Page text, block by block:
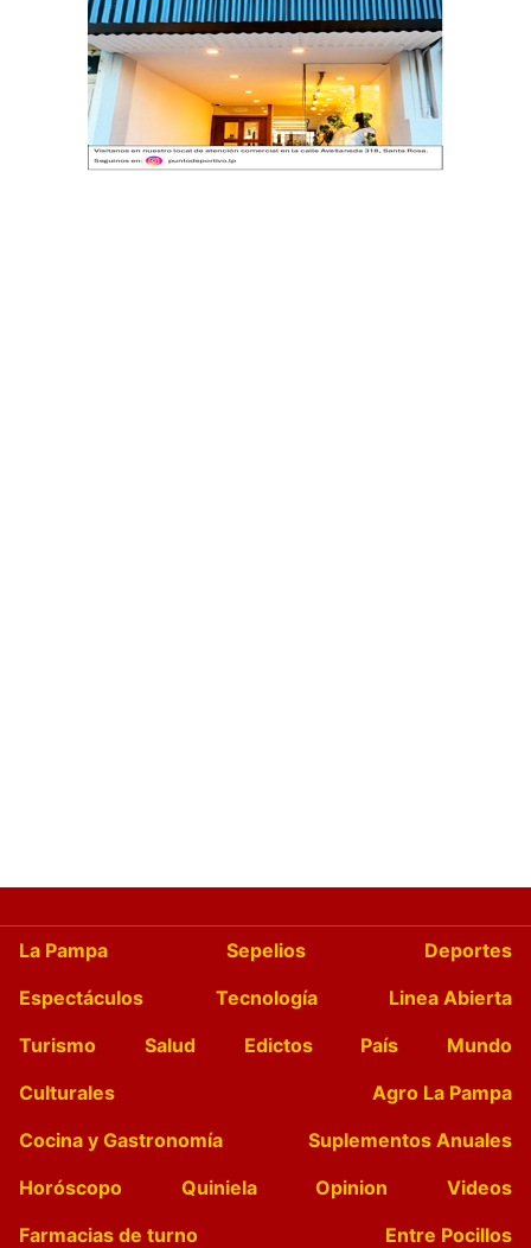
La Pampa Sepelios
Deportes
Espectáculos
Tecnología
Linea Abierta
Turismo
Salud Edictos País
Mundo
Culturales
Agro La Pampa
Cocina y Gastronomía
Suplementos Anuales
Horóscopo
Quiniela Opinion
Videos
Farmacias de turno
Entre Pocillos